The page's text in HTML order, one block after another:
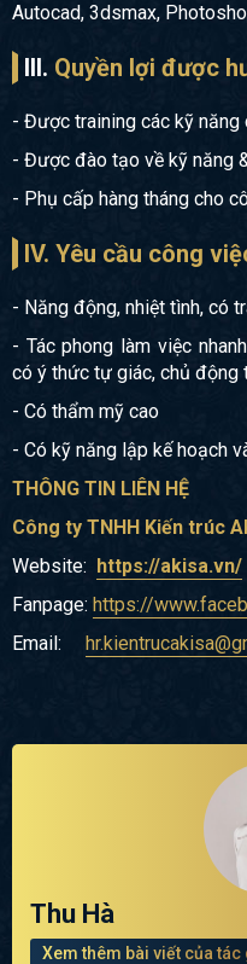
Autocad, 3dsmax,
III. Quyền lợi được
- Được training các kỹ năng
- Được đào tạo về kỹ năng
- Phụ cấp hàng tháng cho
IV. Yêu cầu công
- Năng động, nhiệt tình, có
- Tác phong làm việc
có ý thức tự giác, chủ động
- Có thẩm mỹ cao
- Có kỹ năng lập kế hoạch
THÔNG TIN LIÊN HỆ
Công ty TNHH Kiến trúc
Website: https://akisa.vn/
Fanpage: https://
Email:
Thu Hà
Xem thêm bài viết của tác